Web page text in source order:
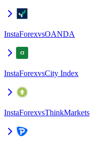
InstaForexvsOANDA
InstaForexvsCity Index
InstaForexvsThinkMarkets